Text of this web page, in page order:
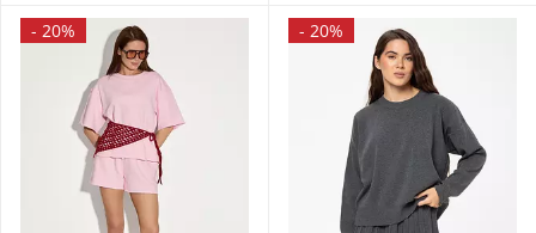
- 20% - 20%